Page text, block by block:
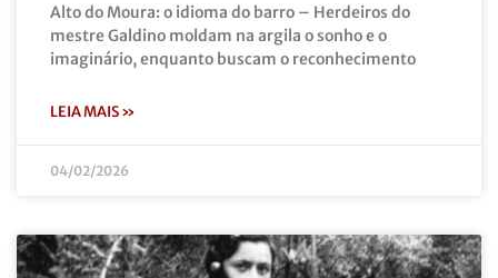
Alto do Moura: o idioma do barro – Herdeiros do
mestre Galdino moldam na argila o sonho e o
imaginário, enquanto buscam o reconhecimento
LEIA MAIS »
04/02/2026